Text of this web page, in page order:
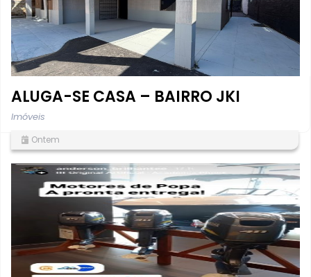
ALUGA-SE CASA – BAIRRO JKI
Imóveis
Ontem